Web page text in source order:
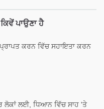
ਪਾਉਣਾ ਹੈ
ਕਰਨ ਵਿੱਚ ਸਹਾਇਤਾ ਕਰਨ
ਲੋਕਾਂ ਲਈ, ਧਿਆਨ ਵਿੱਚ ਸਾਹ 'ਤੇ